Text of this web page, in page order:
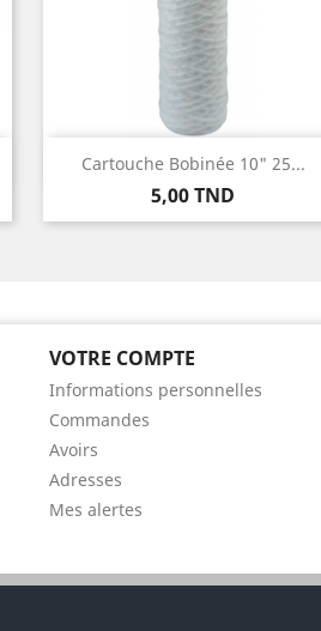
Cartouche Bobinée 10" 25...
Prix
5,00 TND
Aperçu rapide
VOTRE COMPTE
Informations personnelles
Commandes
Avoirs
Adresses
Mes alertes